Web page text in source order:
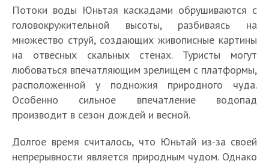
Потоки воды Юньтая каскадами обрушиваются с
головокружительной высоты, разбиваясь на
множество струй, создающих живописные картины
на отвесных скальных стенах. Туристы могут
любоваться впечатляющим зрелищем с платформы,
расположенной у подножия природного чуда.
Особенно сильное впечатление водопад
производит в сезон дождей и весной.
Долгое время считалось, что Юньтай из-за своей
непрерывности является природным чудом. Однако